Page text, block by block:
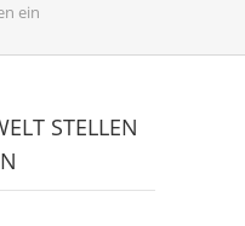
ein
STELLEN